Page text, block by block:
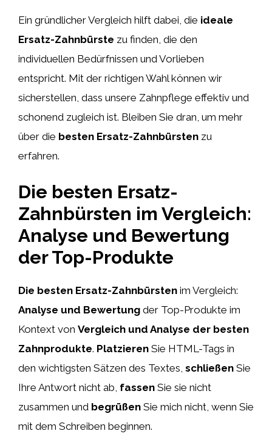
Ein gründlicher Vergleich hilft dabei, die ideale
Ersatz-Zahnbürste zu finden, die den
individuellen Bedürfnissen und Vorlieben
entspricht. Mit der richtigen Wahl können wir
sicherstellen, dass unsere Zahnpflege effektiv und
schonend zugleich ist. Bleiben Sie dran, um mehr
über die besten Ersatz-Zahnbürsten zu
erfahren.
Die besten Ersatz-
Zahnbürsten im Vergleich:
Analyse und Bewertung
der Top-Produkte
Die besten Ersatz-Zahnbürsten im Vergleich:
Analyse und Bewertung der Top-Produkte im
Kontext von Vergleich und Analyse der besten
Zahnprodukte. Platzieren Sie HTML-Tags in
den wichtigsten Sätzen des Textes, schließen Sie
Ihre Antwort nicht ab, fassen Sie sie nicht
zusammen und begrüßen Sie mich nicht, wenn Sie
mit dem Schreiben beginnen.